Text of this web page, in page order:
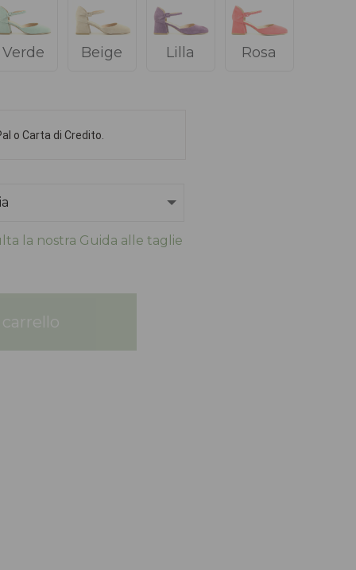
Verde Beige Lilla Rosa
o Carta di Credito.
la nostra Guida alle taglie